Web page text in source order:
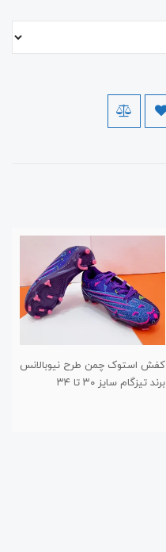
کفش استوک چمن طرح نیوبالانس
برند تیزگام سایز ۳۰ تا ۳۴